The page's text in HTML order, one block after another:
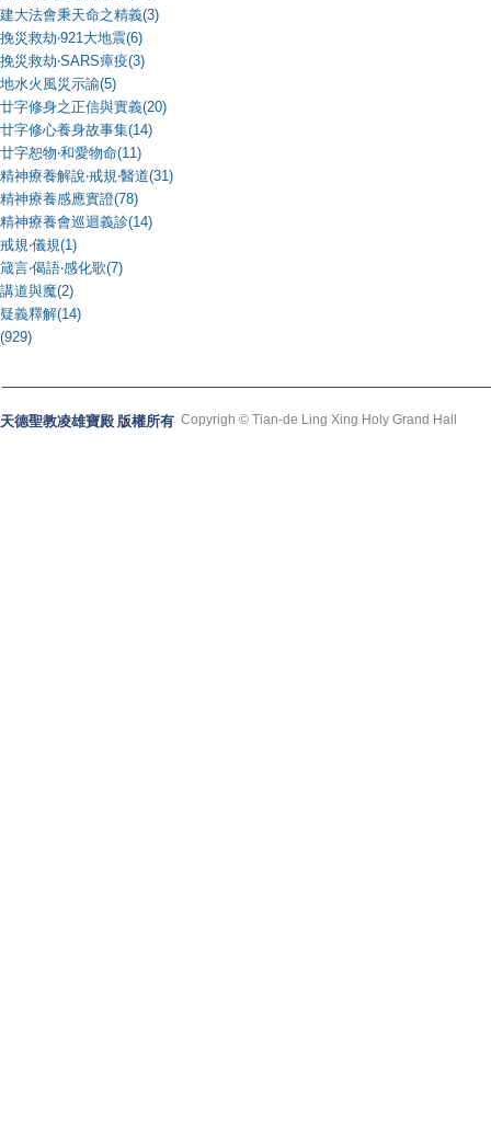
建大法會秉天命之精義(3)
挽災救劫‧921大地震(6)
挽災救劫‧SARS瘴疫(3)
地水火風災示諭(5)
廿字修身之正信與實義(20)
廿字修心養身故事集(14)
廿字恕物‧和愛物命(11)
精神療養解說‧戒規‧醫道(31)
精神療養感應實證(78)
精神療養會巡迴義診(14)
戒規‧儀規(1)
箴言‧偈語‧感化歌(7)
講道與魔(2)
疑義釋解(14)
(929)
天德聖教凌雄寶殿 版權所有 Copyrigh © Tian-de Ling Xing Holy Grand Hall